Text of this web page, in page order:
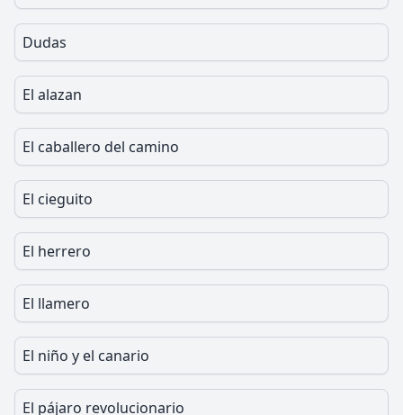
Dudas
El alazan
El caballero del camino
El cieguito
El herrero
El llamero
El niño y el canario
El pájaro revolucionario